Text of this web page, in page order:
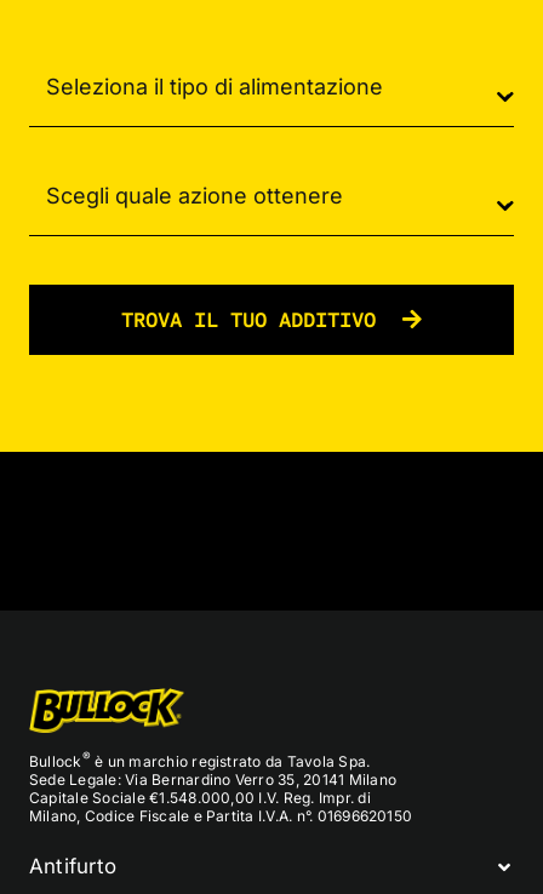
TROVA IL TUO ADDITIVO
Bullock®è un marchio registrato da Tavola Spa.
Sede Legale: Via Bernardino Verro 35, 20141 Milano
Capitale Sociale €1.548.000,00 I.V. Reg. Impr. di
Milano, Codice Fiscale e Partita I.V.A. n°. 01696620150
Antifurto